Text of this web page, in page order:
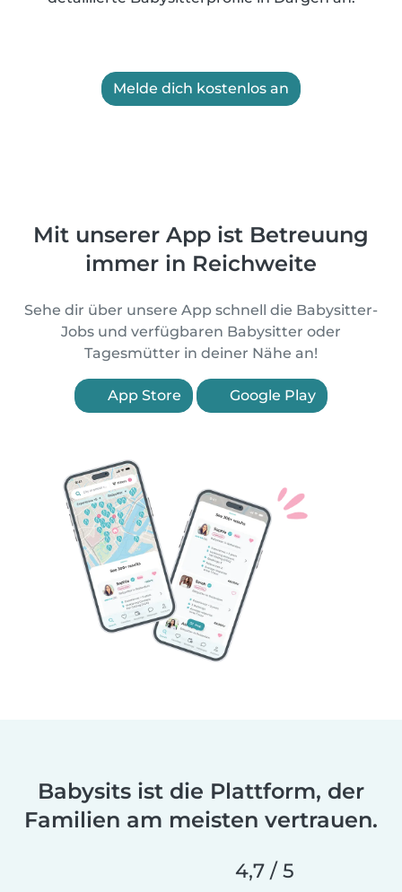
Melde dich kostenlos an
Mit unserer App ist Betreuung
immer in Reichweite
Sehe dir über unsere App schnell die Babysitter-
Jobs und verfügbaren Babysitter oder
Tagesmütter in deiner Nähe an!
App Store Google Play
Babysits ist die Plattform, der
Familien am meisten vertrauen.
4,7 / 5